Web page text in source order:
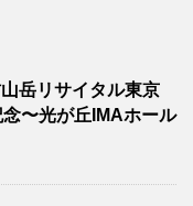
岳リサイタル東京
〜光が丘IMAホール